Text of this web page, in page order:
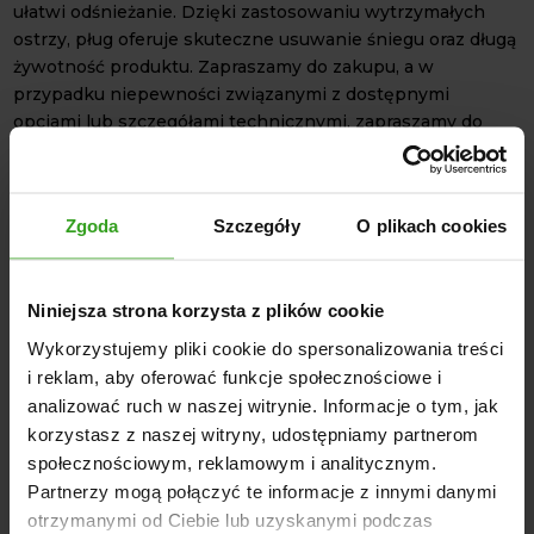
Zgoda Szczegóły O plikach cookies
Niniejsza strona korzysta z plików cookie
Wykorzystujemy pliki cookie do spersonalizowania treści
i reklam, aby oferować funkcje społecznościowe i
analizować ruch w naszej witrynie. Informacje o tym, jak
korzystasz z naszej witryny, udostępniamy partnerom
społecznościowym, reklamowym i analitycznym.
Partnerzy mogą połączyć te informacje z innymi danymi
otrzymanymi od Ciebie lub uzyskanymi podczas
ułatwi odśnieżanie. Dzięki zastosowaniu wytrzymałych
ostrzy, pług oferuje skuteczne usuwanie śniegu oraz długą
żywotność produktu. Zapraszamy do zakupu, a w
przypadku niepewności związanymi z dostępnymi
opcjami lub szczegółami technicznymi, zapraszamy do
SPECYFIKACJA TECHNICZNA
Model produktu: Pług śnieżny typu F wzmocniony
Typ lemiesza: Gumowy typ "kostka" wzmocniony
Sterowanie: Śruba rzymska lub siłownik hydrauliczny
Mocowanie: Euroramka
Kopiowanie terenu: Tak
Światła obrysowe: W standardzie
OPCJE DODATKOWE
Sterowanie hydrauliczne (1 lub 2 siłowniki)